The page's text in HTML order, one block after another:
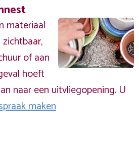
materiaal
of aan
hoeft
naar een uitvliegopening. U
maken